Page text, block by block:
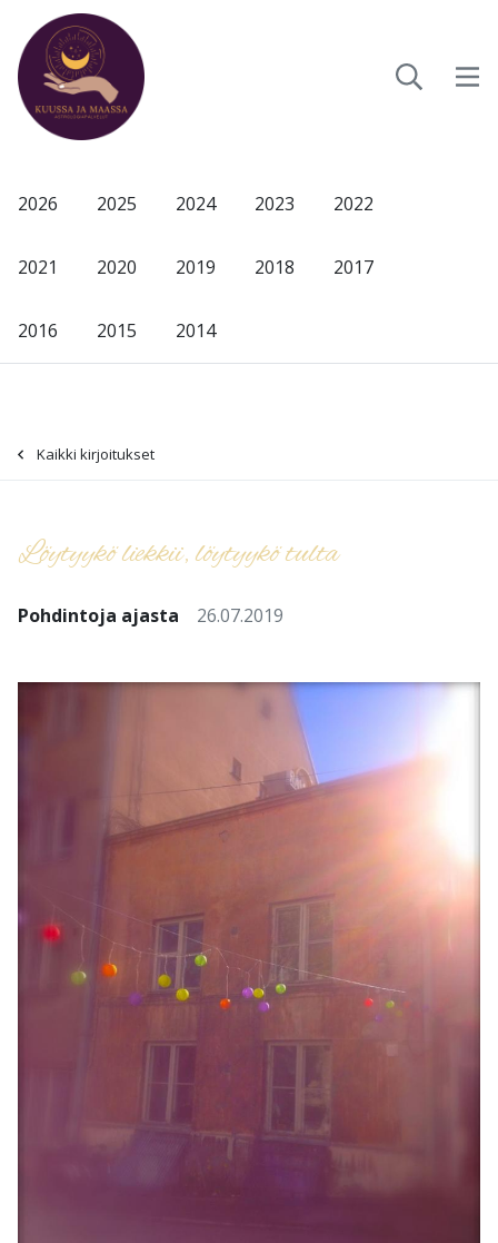
2026 2025 2024 2023 2022
2021 2020 2019 2018 2017
2016 2015 2014
Kaikki kirjoitukset
Löytyykö liekkii, löytyykö tulta
Pohdintoja ajasta 26.07.2019